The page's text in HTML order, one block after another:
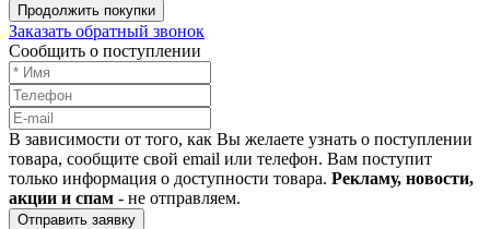
Продолжить покупки
Заказать обратный звонок
Сообщить о поступлении
В зависимости от того, как Вы желаете узнать о поступлении
товара, сообщите свой email или телефон. Вам поступит
только информация о доступности товара. Рекламу, новости,
акции и спам - не отправляем.
Отправить заявку